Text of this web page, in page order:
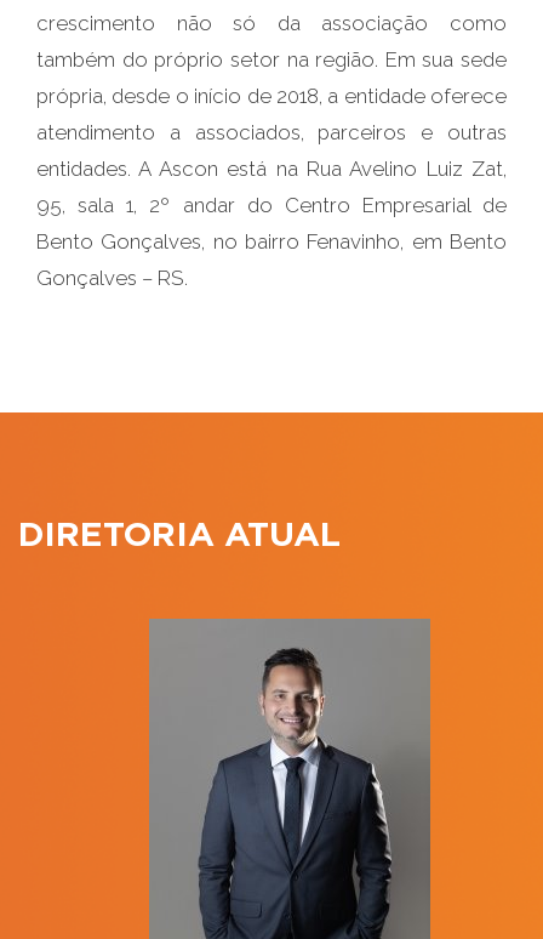
crescimento não só da associação como
também do próprio setor na região. Em sua sede
própria, desde o início de 2018, a entidade oferece
atendimento a associados, parceiros e outras
entidades. A Ascon está na Rua Avelino Luiz Zat,
95, sala 1, 2º andar do Centro Empresarial de
Bento Gonçalves, no bairro Fenavinho, em Bento
Gonçalves – RS.
DIRETORIA ATUAL